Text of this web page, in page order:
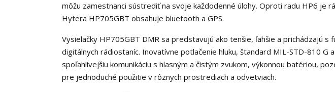
môžu zamestnanci sústrediť na svoje každodenné úlohy. Oproti radu HP6 je
Hytera HP705GBT obsahuje bluetooth a GPS.
Vysielačky HP705GBT DMR sa predstavujú ako tenšie, ľahšie a prichádzajú s
digitálnych rádiostaníc. Inovatívne potlačenie hluku, štandard MIL-STD-810 G
spoľahlivejšiu komunikáciu s hlasným a čistým zvukom, výkonnou batériou,
pre jednoduché použitie v rôznych prostrediach a odvetviach.